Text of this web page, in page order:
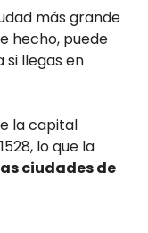
más grande
hecho, puede
llegas en
la capital
lo que la
ciudades de